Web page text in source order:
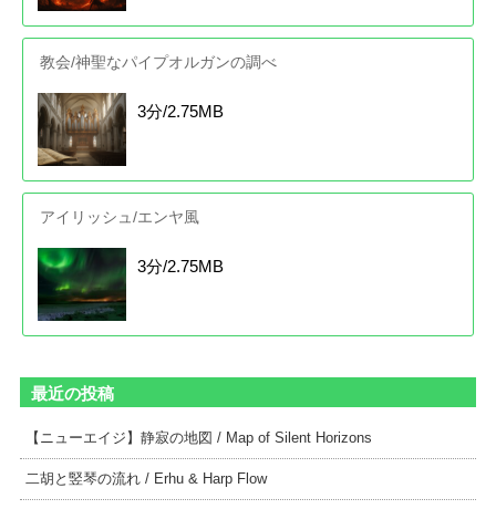
教会/神聖なパイプオルガンの調べ
3分/2.75MB
アイリッシュ/エンヤ風
3分/2.75MB
最近の投稿
【ニューエイジ】静寂の地図 / Map of Silent Horizons
二胡と竪琴の流れ / Erhu & Harp Flow